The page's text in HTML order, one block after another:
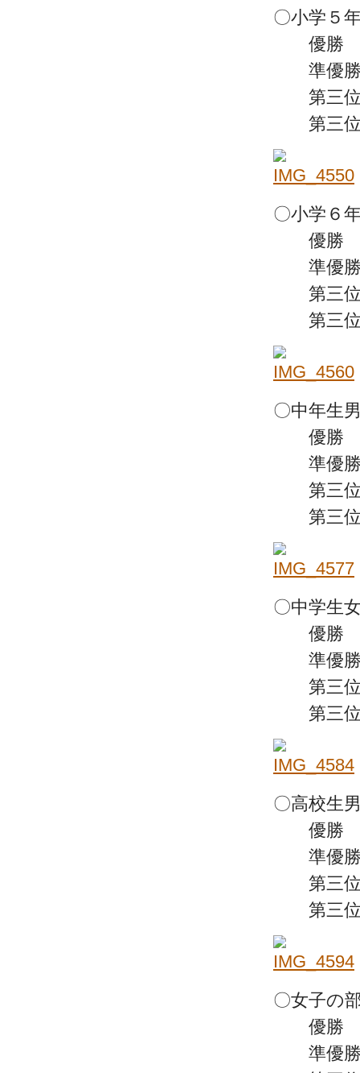
〇小学５
優勝
準優勝
第三位
第三位
〇小学６
優勝
準優勝
第三位
第三位
〇中年生
優勝 宇
準優勝
第三位
第三位
〇中学生
優勝
準優勝
第三位
第三位
〇高校生
優勝
準優勝
第三位
第三位
〇女子の
優勝
準優勝